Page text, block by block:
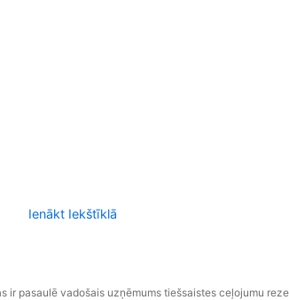
Ienākt Iekštīklā
ir pasaulē vadošais uzņēmums tiešsaistes ceļojumu